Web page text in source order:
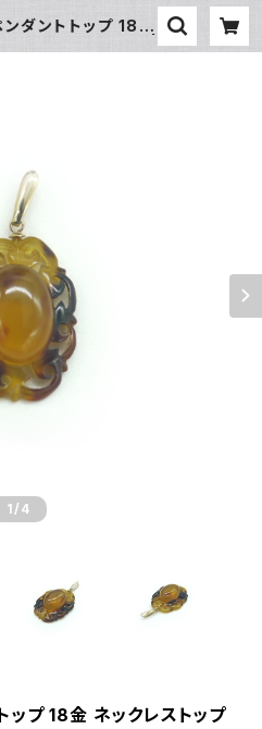
ダントトップ 18金
1 /4
ップ 18金 ネックレストップ